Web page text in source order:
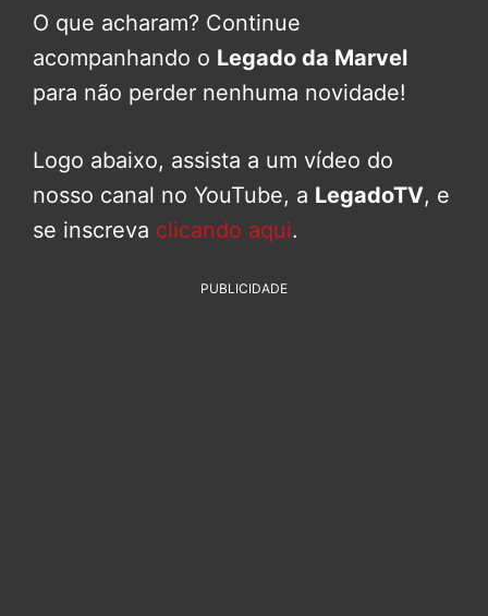
O que acharam? Continue
acompanhando o Legado da Marvel
para não perder nenhuma novidade!
Logo abaixo, assista a um vídeo do
nosso canal no YouTube, a LegadoTV, e
se inscreva clicando aqui.
PUBLICIDADE